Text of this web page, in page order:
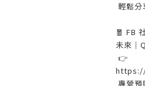
輕鬆分
🧧 FB
未來｜
👉
專營預